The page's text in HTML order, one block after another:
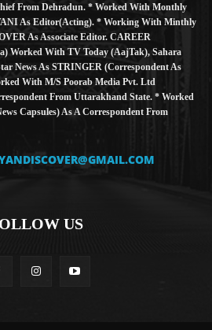
From Dehradun. * Worked With Monthly
As Editor(Acting). * Working With Minthly
As Associate Editor. CAREER
Worked With TV Today (AajTak), Sahara
News As STRINGER (Correspondent As
With M/S Poorab Media Pvt. Ltd
From Uttarakhand State. * Worked
Capsules) As A Correspondent From
US